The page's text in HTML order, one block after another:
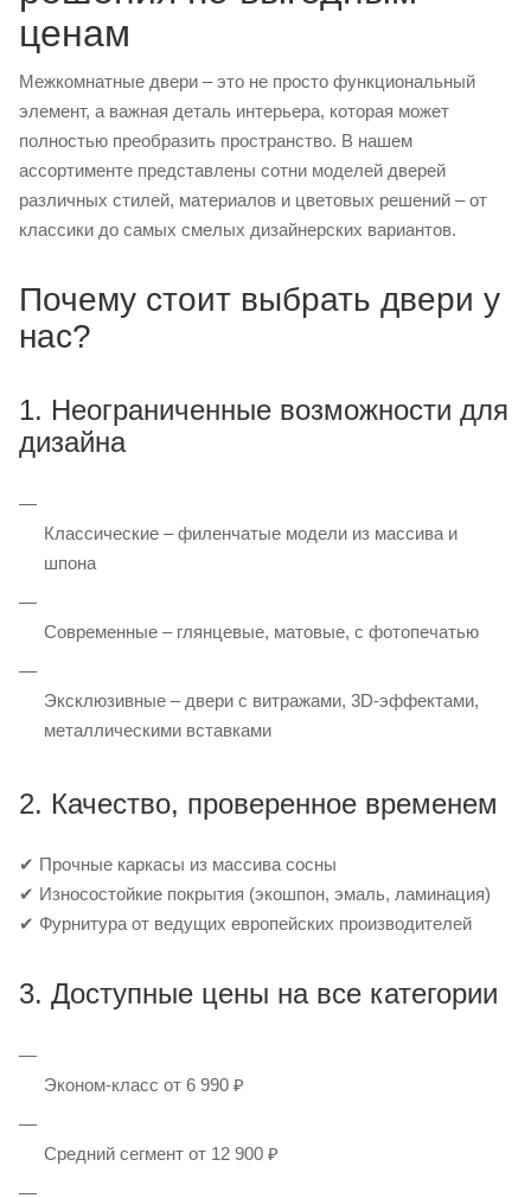
ценам
Межкомнатные двери – это не просто функциональный
элемент, а важная деталь интерьера, которая может
полностью преобразить пространство. В нашем
ассортименте представлены сотни моделей дверей
различных стилей, материалов и цветовых решений – от
классики до самых смелых дизайнерских вариантов.
Почему стоит выбрать двери у
нас?
1. Неограниченные возможности для
дизайна
Классические – филенчатые модели из массива и
шпона
Современные – глянцевые, матовые, с фотопечатью
Эксклюзивные – двери с витражами, 3D-эффектами,
металлическими вставками
2. Качество, проверенное временем
✔ Прочные каркасы из массива сосны
✔ Износостойкие покрытия (экошпон, эмаль, ламинация)
✔ Фурнитура от ведущих европейских производителей
3. Доступные цены на все категории
Эконом-класс от 6 990 ₽
Средний сегмент от 12 900 ₽